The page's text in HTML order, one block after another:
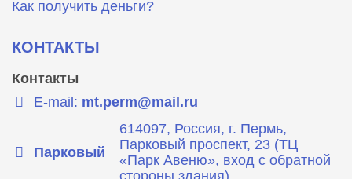
Как получить деньги?
КОНТАКТЫ
Контакты
E-mail: mt.perm@mail.ru
Парковый
614097, Россия, г. Пермь,
Парковый проспект, 23 (ТЦ
«Парк Авеню», вход с обратной
стороны здания)